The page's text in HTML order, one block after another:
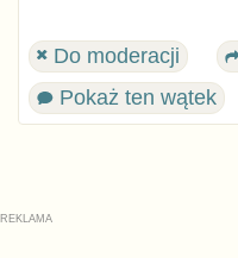
Do moderacji
Pokaż ten wątek